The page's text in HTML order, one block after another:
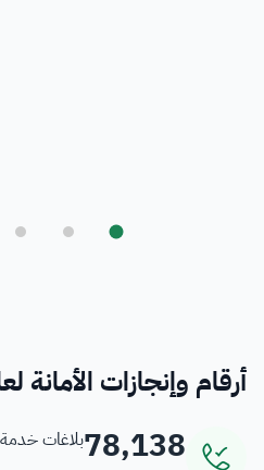
أرقام وإنجازات الأمانة لعام
78,138بلاغات خدمة